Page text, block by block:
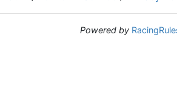
Powered by